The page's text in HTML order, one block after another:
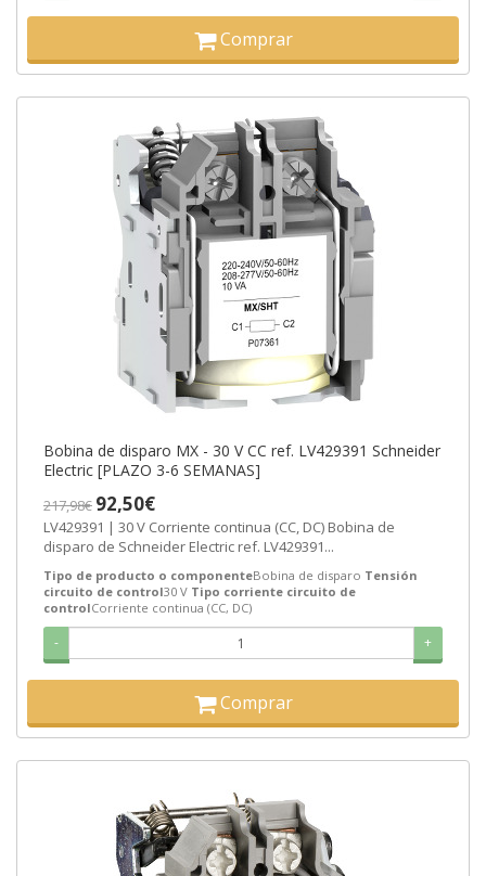
Comprar
Bobina de disparo MX - 30 V CC ref. LV429391 Schneider
Electric [PLAZO 3-6 SEMANAS]
217,98€ 92,50€
LV429391 | 30 V Corriente continua (CC, DC) Bobina de
disparo de Schneider Electric ref. LV429391...
Tipo de producto o componenteBobina de disparo Tensión
circuito de control30 V Tipo corriente circuito de
controlCorriente continua (CC, DC)
- +
Comprar